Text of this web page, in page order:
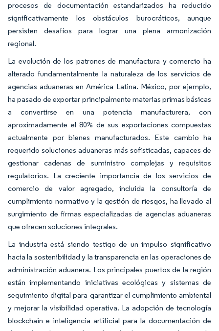
procesos de documentación estandarizados ha reducido
significativamente los obstáculos burocráticos, aunque
persisten desafíos para lograr una plena armonización
regional.
La evolución de los patrones de manufactura y comercio ha
alterado fundamentalmente la naturaleza de los servicios de
agencias aduaneras en América Latina. México, por ejemplo,
ha pasado de exportar principalmente materias primas básicas
a convertirse en una potencia manufacturera, con
aproximadamente el 80% de sus exportaciones compuestas
actualmente por bienes manufacturados. Este cambio ha
requerido soluciones aduaneras más sofisticadas, capaces de
gestionar cadenas de suministro complejas y requisitos
regulatorios. La creciente importancia de los servicios de
comercio de valor agregado, incluida la consultoría de
cumplimiento normativo y la gestión de riesgos, ha llevado al
surgimiento de firmas especializadas de agencias aduaneras
que ofrecen soluciones integrales.
La industria está siendo testigo de un impulso significativo
hacia la sostenibilidad y la transparencia en las operaciones de
administración aduanera. Los principales puertos de la región
están implementando iniciativas ecológicas y sistemas de
seguimiento digital para garantizar el cumplimiento ambiental
y mejorar la visibilidad operativa. La adopción de tecnología
blockchain e inteligencia artificial para la documentación de